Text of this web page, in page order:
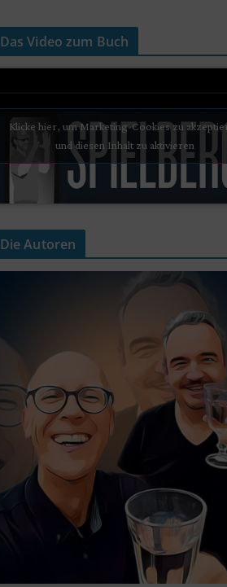
Das Video zum Buch
Klicke hier, um Marketing-Cookies zu
und diesen Inhalt zu aktivieren
Die Autoren